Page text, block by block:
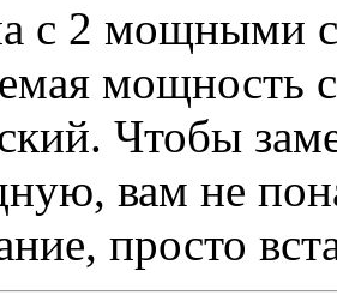
с 2 мощными
мощность
Чтобы
вам не
просто